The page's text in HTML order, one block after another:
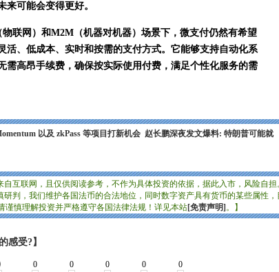
来可能会变得更好。
物联网） 和M2M （机器对机器）场景下，微支付仍然有希望
活、低成本、实时和按需的支付方式。它能够支持自动化系
需高昂手续费，确保按实际使用付费，满足个性化服务的需
以及 zkPass 等项目打新机会 赵长鹏深夜发文爆料: 特朗普可能就
互联网，且仅供阅读参考，不作为具体投资的依据，据此入市，风险自担
判，我们维护各国法币的合法地位，同时数字资产具有货币的某些属性，
谨慎理解投资并严格遵守各国法律法规！详见本站[免责声明] 。】
感受?】
0 0 0 0 0